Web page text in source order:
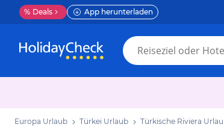
% Deals App herunterladen
Europa Urlaub Türkei Urlaub Türkische Riviera